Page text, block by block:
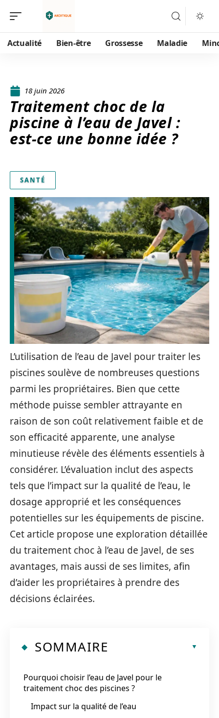
Actualité Bien-être Grossesse Maladie
18 juin 2026
Traitement choc de la
piscine à l’eau de Javel :
est-ce une bonne idée ?
SANTÉ
L’utilisation de l’eau de Javel pour traiter les
piscines soulève de nombreuses questions
parmi les propriétaires. Bien que cette
méthode puisse sembler attrayante en
raison de son coût relativement faible et de
son efficacité apparente, une analyse
minutieuse révèle des éléments essentiels à
considérer. L’évaluation inclut des aspects
tels que l’impact sur la qualité de l’eau, le
dosage approprié et les conséquences
potentielles sur les équipements de piscine.
Cet article propose une exploration détaillée
du traitement choc à l’eau de Javel, de ses
avantages, mais aussi de ses limites, afin
d’aider les propriétaires à prendre des
décisions éclairées.
SOMMAIRE
Pourquoi choisir l’eau de Javel pour le
traitement choc des piscines ?
Impact sur la qualité de l’eau